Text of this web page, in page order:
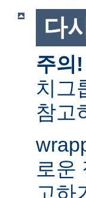
다
주의!
치그
참고
로운
고하